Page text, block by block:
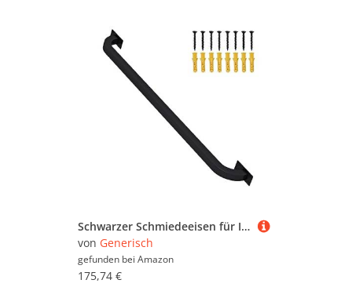
Schwarzer Schmiedeeisen für Innen- und Außentreppen – Wandmontierter Sicherheits-Haltegriff mit Kit (240 cm) – stabiles Metall-Treppengeländer für verbesserte Unterstützung und Sicherheit
von Generisch
gefunden bei Amazon
175,74 €